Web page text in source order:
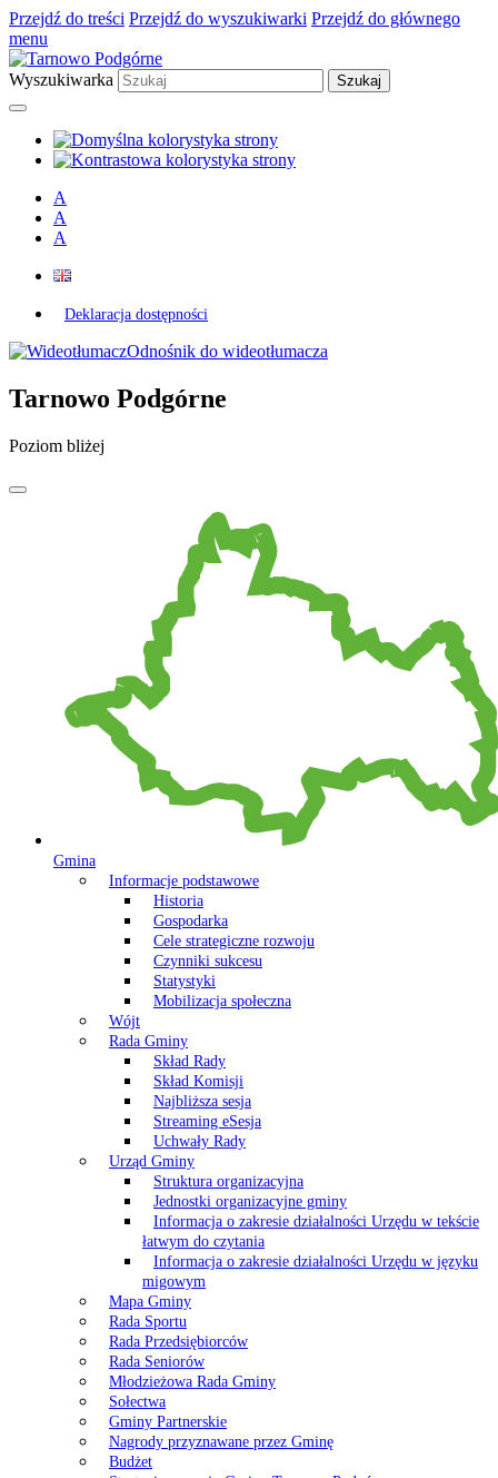
Przejdź do treści Przejdź do wyszukiwarki Przejdź do głównego
menu
Wyszukiwarka
A
A
A
Deklaracja dostępności
Odnośnik do wideotłumacza
Tarnowo Podgórne
Poziom bliżej
Gmina
Informacje podstawowe
Historia
Gospodarka
Cele strategiczne rozwoju
Czynniki sukcesu
Statystyki
Mobilizacja społeczna
Wójt
Rada Gminy
Skład Rady
Skład Komisji
Najbliższa sesja
Streaming eSesja
Uchwały Rady
Urząd Gminy
Struktura organizacyjna
Jednostki organizacyjne gminy
Informacja o zakresie działalności Urzędu w tekście
łatwym do czytania
Informacja o zakresie działalności Urzędu w języku
migowym
Mapa Gminy
Rada Sportu
Rada Przedsiębiorców
Rada Seniorów
Młodzieżowa Rada Gminy
Sołectwa
Gminy Partnerskie
Nagrody przyznawane przez Gminę
Budżet